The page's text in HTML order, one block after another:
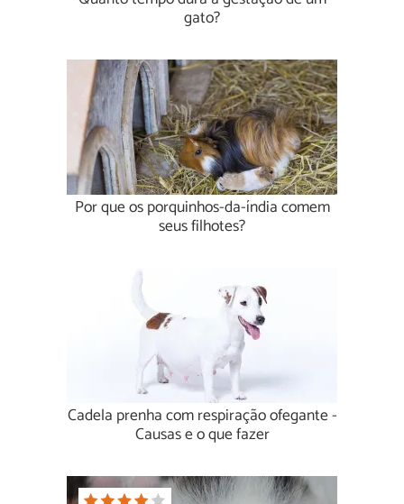
gato?
Por que os porquinhos-da-índia comem
seus filhotes?
Cadela prenha com respiração ofegante -
Causas e o que fazer